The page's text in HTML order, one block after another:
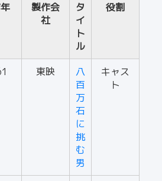
製作会
社
タ
イ
ト
ル
役割
東映
八
百
万
石
に
挑
む
男
キャス
ト